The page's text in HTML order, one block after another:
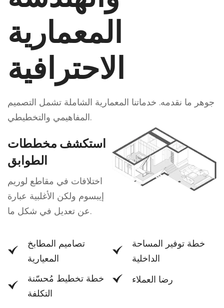
المعمارية
الاحترافية
جوهر ما نقدمه. خدماتنا المعمارية الشاملة تشمل التصميم
المفاهيمي والتخطيطي.
استكشف مخططات
الطوابق
اختلافات في مقاطع لوريم
إيبسوم ولكن الأغلبية عبارة
عن تعديل في شكل ما.
تصاميم المطابخ
المعيارية
خطة تخطيط مُحسّنة
التكلفة
خطة توفير المساحة
الداخلية
رضا العملاء